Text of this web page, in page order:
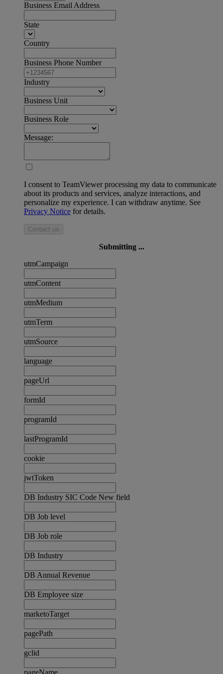
Business Email Address
State
Country
Business Phone Number
Industry
Business Unit
Business Role
Message:
I consent to TeamViewer processing my data to communicate
about its products and services, analyze interactions, and
personalize my experience. I can withdraw anytime. See
Privacy Notice for details.
Contact us
Submitting ...
utmCampaign
utmContent
utmMedium
utmTerm
utmSource
language
pageUrl
formId
programId
lastProgramId
cookie
jwtToken
DB Industry SIC Code New field
DB Job level
DB Job role
DB Industry
DB Annual Revenue
DB Employee size
marketoTarget
pagePath
gclid
pageName